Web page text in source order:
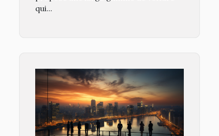
qui...